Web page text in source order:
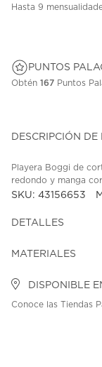
Hasta 9
PUNTOS
Obtén 167 Puntos
DESCRIPCIÓN DE
Playera Boggi de
redondo y manga
SKU: 43156653
DETALLES
MATERIALES
DISPONIBLE
Conoce las Tiendas